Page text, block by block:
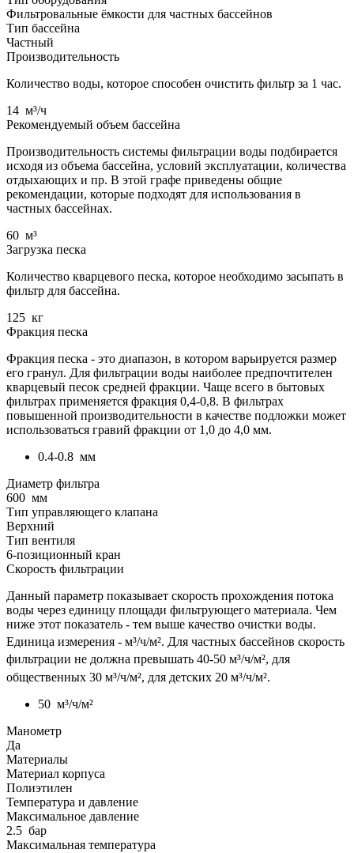
Фильтровальные ёмкости для частных бассейнов
Тип бассейна
Частный
Производительность
Количество воды, которое способен очистить фильтр за 1 час.
14 м³/ч
Рекомендуемый объем бассейна
Производительность системы фильтрации воды подбирается
исходя из объема бассейна, условий эксплуатации, количества
отдыхающих и пр. В этой графе приведены общие
рекомендации, которые подходят для использования в
частных бассейнах.
60 м³
Загрузка песка
Количество кварцевого песка, которое необходимо засыпать в
фильтр для бассейна.
125 кг
Фракция песка
Фракция песка - это диапазон, в котором варьируется размер
его гранул. Для фильтрации воды наиболее предпочтителен
кварцевый песок средней фракции. Чаще всего в бытовых
фильтрах применяется фракция 0,4-0,8. В фильтрах
повышенной производительности в качестве подложки может
использоваться гравий фракции от 1,0 до 4,0 мм.
0.4-0.8 мм
Диаметр фильтра
600 мм
Тип управляющего клапана
Верхний
Тип вентиля
6-позиционный кран
Скорость фильтрации
Данный параметр показывает скорость прохождения потока
воды через единицу площади фильтрующего материала. Чем
ниже этот показатель - тем выше качество очистки воды.
Единица измерения - м³/ч/м². Для частных бассейнов скорость
фильтрации не должна превышать 40-50 м³/ч/м², для
общественных 30 м³/ч/м², для детских 20 м³/ч/м².
50 м³/ч/м²
Манометр
Да
Материалы
Материал корпуса
Полиэтилен
Температура и давление
Максимальное давление
2.5 бар
Максимальная температура